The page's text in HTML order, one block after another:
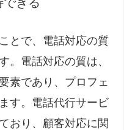
とで、電話対応の質
。電話対応の質は、
素であり、プロフェ
す。電話代行サービ
おり、顧客対応に関